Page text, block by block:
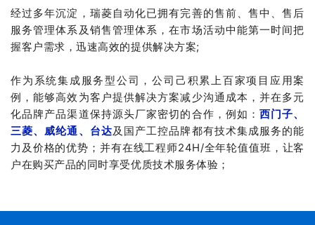
经过多年沉淀，瑞菱自动化已拥有完善的售前、售中、售后
服务管理体系及销售管理体系，在市场活动中能第一时间把
握客户需求，迅速高效的提供解决方案;
作为系统集成服务型公司，公司己积累上百家项目应用案
例，能够高效为客户提供解决方案减少沟通成本，并在多元
化品牌产品渠道保持源头厂家密切的合作，例如：西门子、
三菱、威纶通、 台达及国产工控品牌都有技术集成服务的能
力及价格的优势；并有在线工程师24H/全年轮值值班，让客
户在购买产品的同时享受优质技术服务体验；